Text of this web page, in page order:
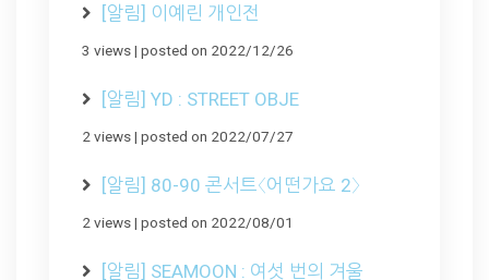
[알림] 이예린 개인전
3 views| posted on 2022/12/26
[알림] YD : STREET OBJE
2 views| posted on 2022/07/27
[알림] 80-90 콘서트〈어떤가요 2〉
2 views| posted on 2022/08/01
[알림] SEAMOON : 여섯 번의 겨울